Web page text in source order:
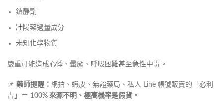
鎮靜劑
壯陽藥過量成分
未知化學物質
嚴重可能造成心悸、暈厥、呼吸困難甚至急性中毒。
📌 藥師提醒： 網拍、蝦皮、無證藥局、私人 Line 帳號販賣的「必利
吉」＝ 100% 來源不明、極高機率是假貨。